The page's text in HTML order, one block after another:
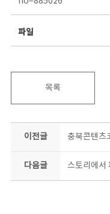
파일
목록
이전글
다음글 스토리에서